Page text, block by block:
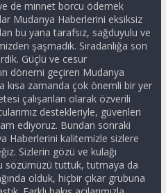
de minnet borcu ödemek
Mudanya Haberlerini eksiksiz
bu yana tarafsız, sağduyulu ve
şaşmadık. Sıradanlığa son
Güçlü ve cesur
dönemi geçiren Mudanya
kısa zamanda çok önemli bir yer
çalışanları olarak özverili
destekleriyle, güvenleri
ediyoruz. Bundan sonraki
Haberlerini kalitemizle sizlere
Sizlerin gözü ve kulağı
sözümüzü tuttuk, tutmaya da
olduk, hiçbir çıkar grubuna